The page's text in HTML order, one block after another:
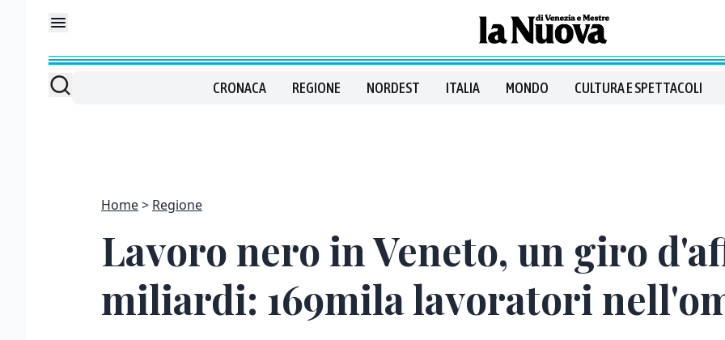
CRONACA REGIONE NORDEST ITALIA MONDO CULTURA E SPETTACOLI
Home Regione
Lavoro nero in Veneto, un giro
miliardi: 169mila lavoratori